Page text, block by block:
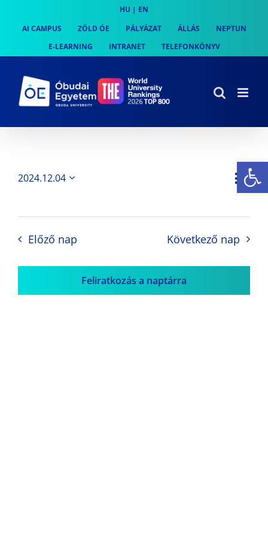
content
HU | EN
AI CAMPUS
ZÖLD ÓE PÁLYÁZAT ÁLLÁS
NEPTUN
E-LEARNING
INTRANET TELEFONKÖNYV
Nap
2024.12.04
Előző nap Következő nap
Feliratkozás a naptárra